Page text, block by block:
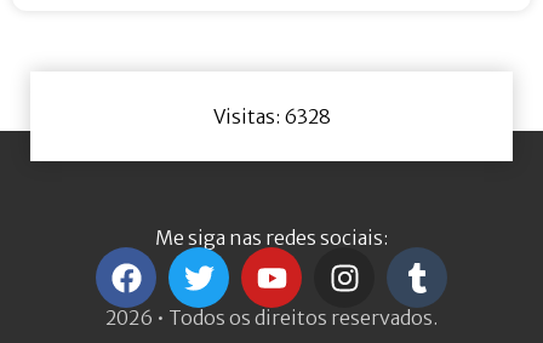
Visitas: 6328
Me siga nas redes sociais:
2026 • Todos os direitos reservados.